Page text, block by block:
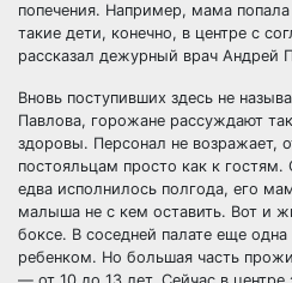
попечения. Например, мама
такие дети, конечно, в центре с
рассказал дежурный врач Андрей
Вновь поступивших здесь не
Павлова, горожане рассуждают
здоровы. Персонал не возражает,
постояльцам просто как к
едва исполнилось полгода, его
малыша не с кем оставить. Вот и
боксе. В соседней палате еще
ребенком. Но большая часть